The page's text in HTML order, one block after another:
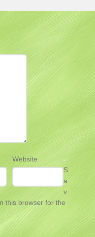
Website
S
a
v
this browser for the